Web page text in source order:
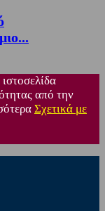
από την
Σχετικά με